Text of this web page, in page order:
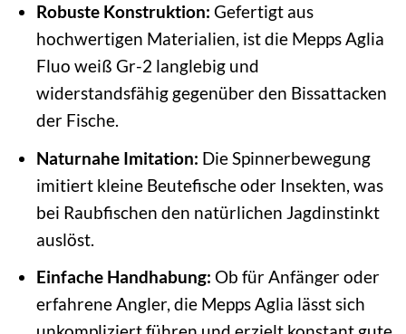
Robuste Konstruktion: Gefertigt aus
hochwertigen Materialien, ist die Mepps Aglia
Fluo weiß Gr-2 langlebig und
widerstandsfähig gegenüber den Bissattacken
der Fische.
Naturnahe Imitation: Die Spinnerbewegung
imitiert kleine Beutefische oder Insekten, was
bei Raubfischen den natürlichen Jagdinstinkt
auslöst.
Einfache Handhabung: Ob für Anfänger oder
erfahrene Angler, die Mepps Aglia lässt sich